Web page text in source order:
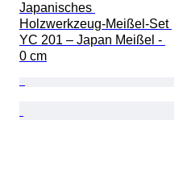
Japanisches
Holzwerkzeug-Meißel-Set
YC 201 – Japan Meißel -
0 cm